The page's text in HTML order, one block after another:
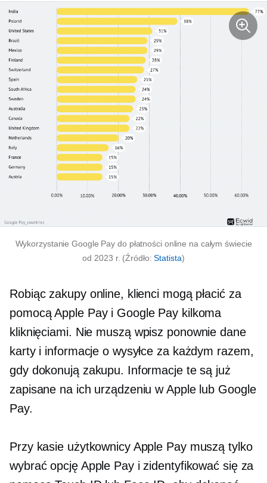
Wykorzystanie Google Pay do płatności online na całym świecie
od 2023 r. (Źródło:Statista)
Robiąc zakupy online, klienci mogą płacić za
pomocą Apple Pay i Google Pay kilkoma
kliknięciami. Nie muszą wpisz ponownie dane
karty i informacje o wysyłce za każdym razem,
gdy dokonują zakupu. Informacje te są już
zapisane na ich urządzeniu w Apple lub Google
Pay.
Przy kasie użytkownicy Apple Pay muszą tylko
wybrać opcję Apple Pay i zidentyfikować się za